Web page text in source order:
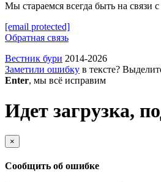
Мы стараемся всегда быть на связи
[email protected]
Обратная связь
Вестник бури 2014-2026
Заметили ошибку в тексте?
Enter, мы всё исправим
Идет загрузка,
×
Сообщить об ошибке